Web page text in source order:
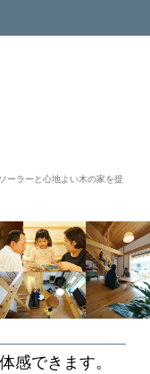
ーラーと心地よい木の家を提
感できます。